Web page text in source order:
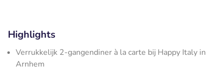
Highlights
Verrukkelijk 2-gangendiner à la carte bij Happy Italy in
Arnhem